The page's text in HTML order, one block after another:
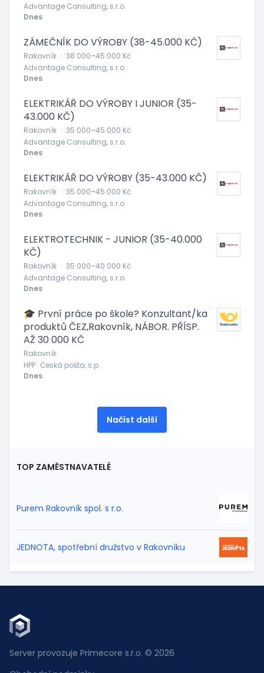
Advantage Consulting, s.r.o.
Dnes
ZÁMEČNÍK DO VÝROBY (38-45.000 KČ)
Rakovník · 38 000–45 000 Kč
Advantage Consulting, s.r.o.
Dnes
ELEKTRIKÁŘ DO VÝROBY I JUNIOR (35-
43.000 KČ)
Rakovník · 35 000–45 000 Kč
Advantage Consulting, s.r.o.
Dnes
ELEKTRIKÁŘ DO VÝROBY (35-43.000 KČ)
Rakovník · 35 000–45 000 Kč
Advantage Consulting, s.r.o.
Dnes
ELEKTROTECHNIK - JUNIOR (35-40.000
KČ)
Rakovník · 35 000–40 000 Kč
Advantage Consulting, s.r.o.
Dnes
🎓 První práce po škole? Konzultant/ka
produktů ČEZ,Rakovník, NÁBOR. PŘÍSP.
AŽ 30 000 KČ
Rakovník
HPP · Česká pošta, s.p.
Dnes
Načíst další
TOP ZAMĚSTNAVATELÉ
Purem Rakovník spol. s r.o.
JEDNOTA, spotřební družstvo v Rakovníku
Server provozuje Primecore s.r.o. © 2026